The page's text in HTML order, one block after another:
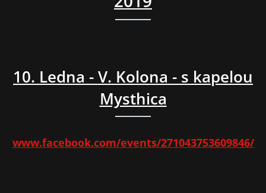
10. Ledna - V. Kolona - s kapelou
Mysthica
www.facebook.com/events/271043753609846/